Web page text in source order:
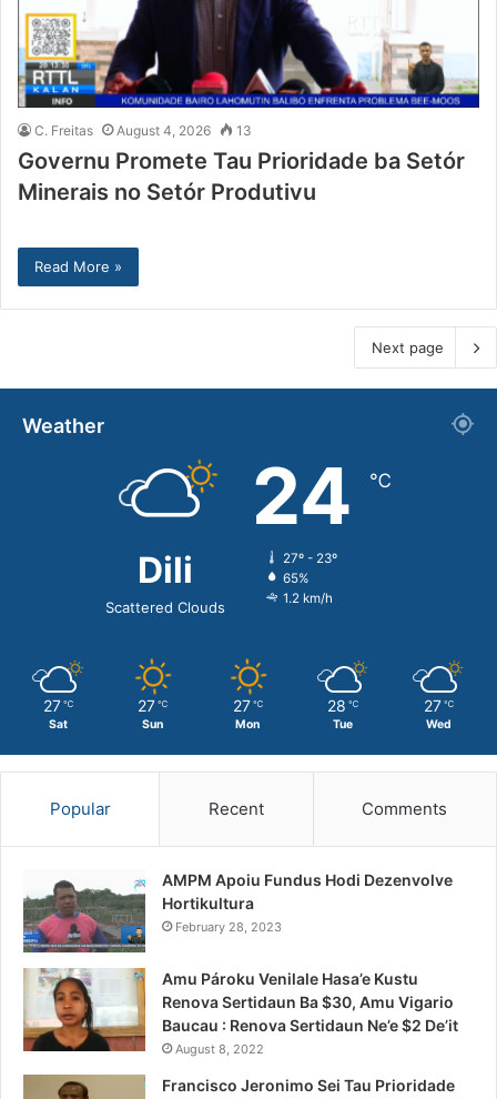
C. Freitas August 4, 2026 13
Governu Promete Tau Prioridade ba Setór
Minerais no Setór Produtivu
Read More »
Next page
Weather
Dili
Scattered Clouds
24 ℃
27º - 23º
65%
1.2 km/h
27 ℃
Sat
27 ℃
Sun
27 ℃
Mon
28 ℃
Tue
27 ℃
Wed
Popular Recent Comments
AMPM Apoiu Fundus Hodi Dezenvolve
Hortikultura
February 28, 2023
Amu Pároku Venilale Hasa’e Kustu
Renova Sertidaun Ba $30, Amu Vigario
Baucau : Renova Sertidaun Ne’e $2 De’it
August 8, 2022
Francisco Jeronimo Sei Tau Prioridade